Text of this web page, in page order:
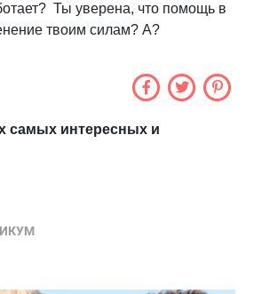
Ты уверена, что помощь в
твоим силам? А?
самых интересных и